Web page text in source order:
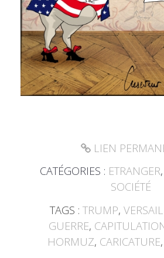
LIEN
CATÉGORIES : ETRANGER,
SOCIÉTÉ
TAGS : TRUMP,
GUERRE,
HORMUZ, CARICATURE,